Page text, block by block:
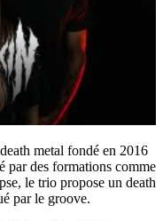
metal fondé en 2016
par des formations comme
le trio propose un death
par le groove.